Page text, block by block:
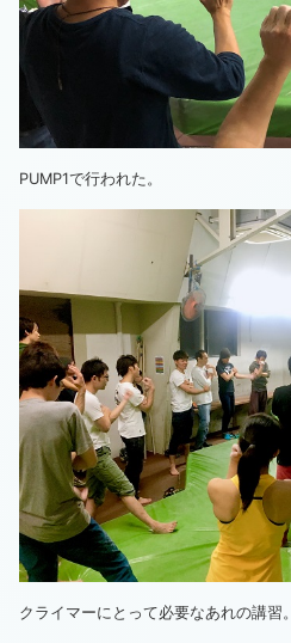
PUMP1で行われた。
クライマーにとって必要なあれの講習。